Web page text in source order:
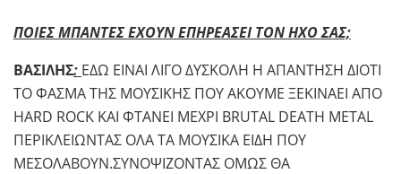
ΠΟΙΕΣ ΜΠΑΝΤΕΣ ΕΧΟΥΝ ΕΠΗΡΕΑΣΕΙ ΤΟΝ ΗΧΟ ΣΑΣ;
ΒΑΣΙΛΗΣ: ΕΔΩ ΕΙΝΑΙ ΛΙΓΟ ΔΥΣΚΟΛΗ Η ΑΠΑΝΤΗΣΗ ΔΙΟΤΙ
ΤΟ ΦΑΣΜΑ ΤΗΣ ΜΟΥΣΙΚΗΣ ΠΟΥ ΑΚΟΥΜΕ ΞΕΚΙΝΑΕΙ ΑΠΟ
HARD ROCK ΚΑΙ ΦΤΑΝΕΙ ΜΕΧΡΙ BRUTAL DEATH METAL
ΠΕΡΙΚΛΕΙΩΝΤΑΣ ΟΛΑ ΤΑ ΜΟΥΣΙΚΑ ΕΙΔΗ ΠΟΥ
ΜΕΣΟΛΑΒΟΥΝ.ΣΥΝΟΨΙΖΟΝΤΑΣ ΟΜΩΣ ΘΑ